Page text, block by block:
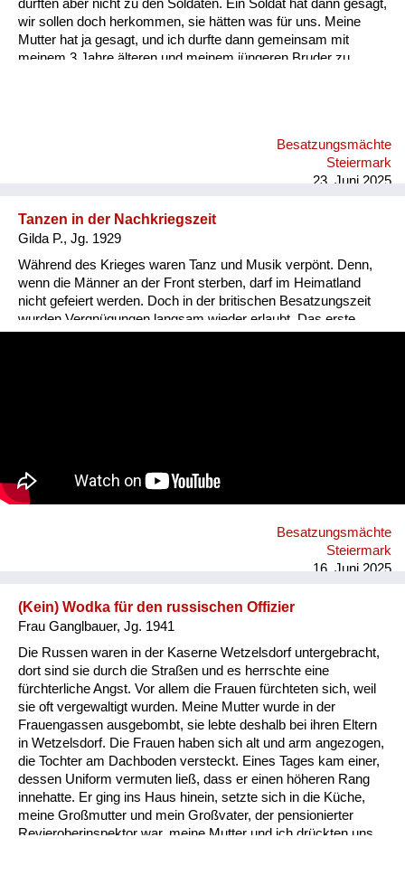
durften aber nicht zu den Soldaten. Ein Soldat hat dann gesagt,
wir sollen doch herkommen, sie hätten was für uns. Meine
Mutter hat ja gesagt, und ich durfte dann gemeinsam mit
meinem 3 Jahre älteren und meinem jüngeren Bruder zu
Besatzungsmächte
Steiermark
23. Juni 2025
Tanzen in der Nachkriegszeit
Gilda P., Jg. 1929
Während des Krieges waren Tanz und Musik verpönt. Denn,
wenn die Männer an der Front sterben, darf im Heimatland
nicht gefeiert werden. Doch in der britischen Besatzungszeit
wurden Vergnügungen langsam wieder erlaubt. Das erste
Besatzungsmächte
Steiermark
16. Juni 2025
(Kein) Wodka für den russischen Offizier
Frau Ganglbauer, Jg. 1941
Die Russen waren in der Kaserne Wetzelsdorf untergebracht,
dort sind sie durch die Straßen und es herrschte eine
fürchterliche Angst. Vor allem die Frauen fürchteten sich, weil
sie oft vergewaltigt wurden. Meine Mutter wurde in der
Frauengassen ausgebombt, sie lebte deshalb bei ihren Eltern
in Wetzelsdorf. Die Frauen haben sich alt und arm angezogen,
die Tochter am Dachboden versteckt. Eines Tages kam einer,
dessen Uniform vermuten ließ, dass er einen höheren Rang
innehatte. Er ging ins Haus hinein, setzte sich in die Küche,
meine Großmutter und mein Großvater, der pensionierter
Revieroberinspektor war, meine Mutter und ich drückten uns